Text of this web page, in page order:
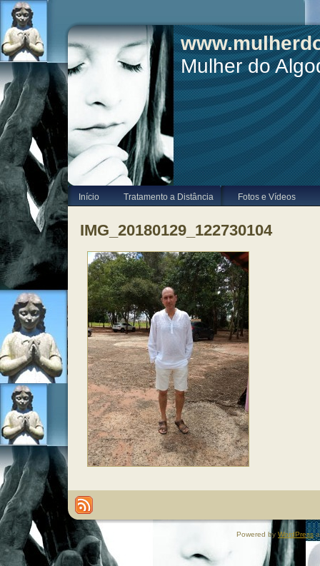
Mulher do
Início Tratamento a Distância Fotos e Vídeos
IMG_20180129_122730104
Powered by WordPress